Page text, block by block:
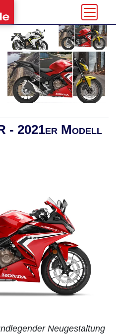
- 2021er Modell
Neugestaltung